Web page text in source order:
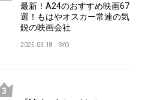
最新！A24のおすすめ映画67
選！もはやオスカー常連の気
鋭の映画会社
2025.03.18 SYO